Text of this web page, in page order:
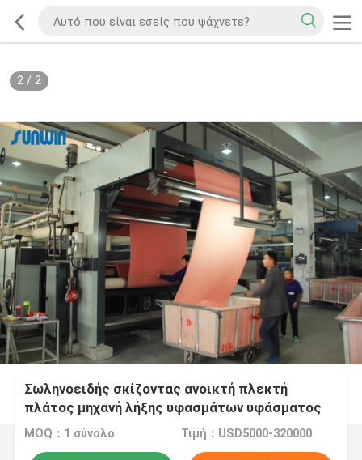
2/ 2
Σωληνοειδής σκίζοντας ανοικτή πλεκτή
πλάτος μηχανή λήξης υφασμάτων υφάσματος
2800mm
MOQ：1 σύνολο Τιμή：USD5000-320000